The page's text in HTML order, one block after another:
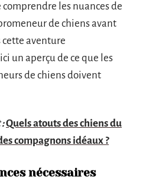
les nuances de
de chiens avant
cette aventure
un aperçu de ce que les
de chiens doivent
Quels atouts des chiens du
compagnons idéaux ?
nécessaires